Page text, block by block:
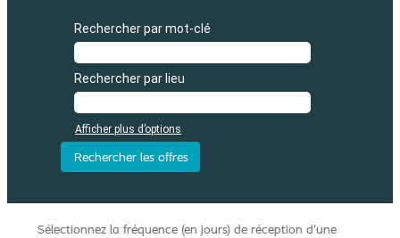
Rechercher par mot-clé
Rechercher par lieu
Afficher plus d’options
Sélectionnez la fréquence (en jours) de réception d’une